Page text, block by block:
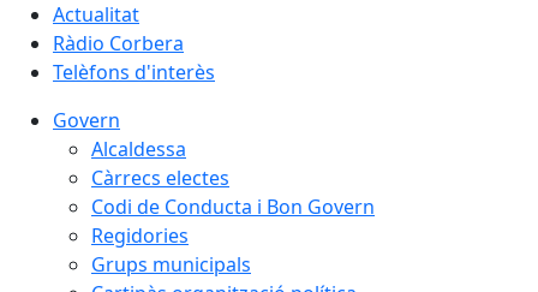
Actualitat
Ràdio Corbera
Telèfons d'interès
Govern
Alcaldessa
Càrrecs electes
Codi de Conducta i Bon Govern
Regidories
Grups municipals